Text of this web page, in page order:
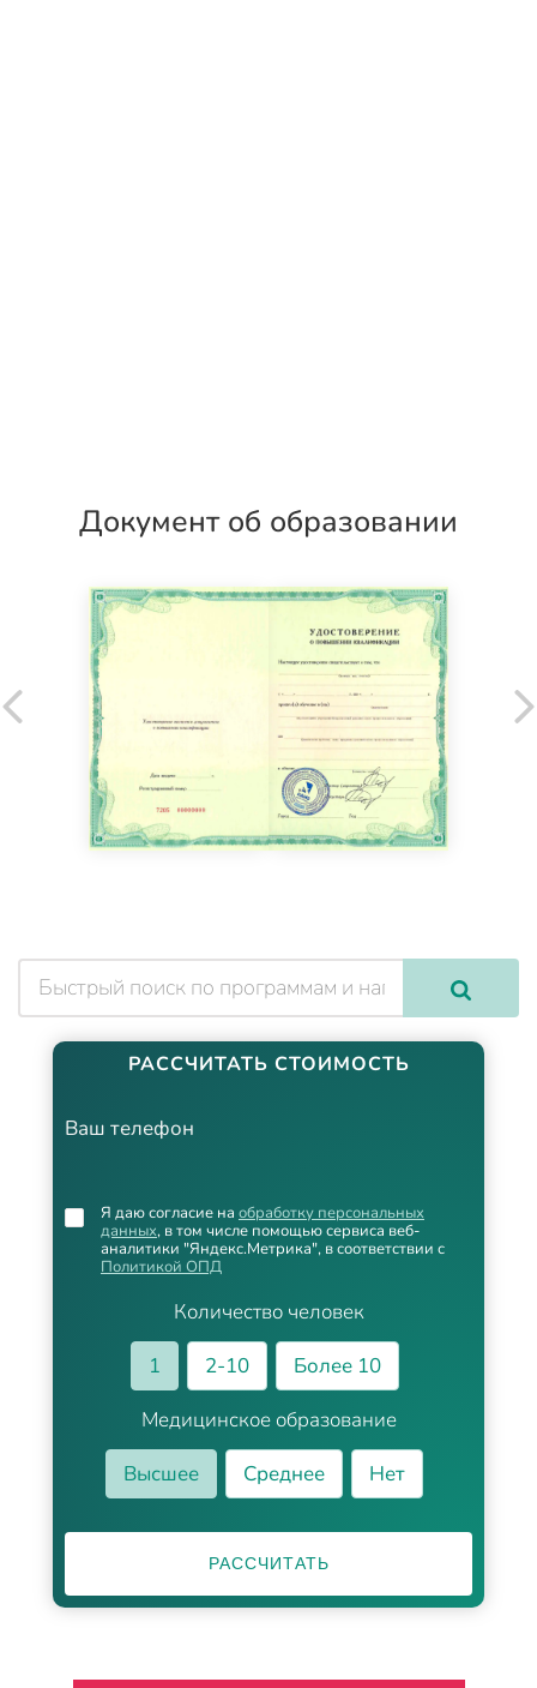
Документ об образовании
РАССЧИТАТЬ СТОИМОСТЬ
Ваш телефон
Количество человек
1
2-10
Более 10
Медицинское образование
Высшее
Среднее Нет
Я даю согласие на обработку персональных
данных, в том числе помощью сервиса веб-
аналитики "Яндекс.Метрика", в соответствии с
Политикой ОПД
РАССЧИТАТЬ